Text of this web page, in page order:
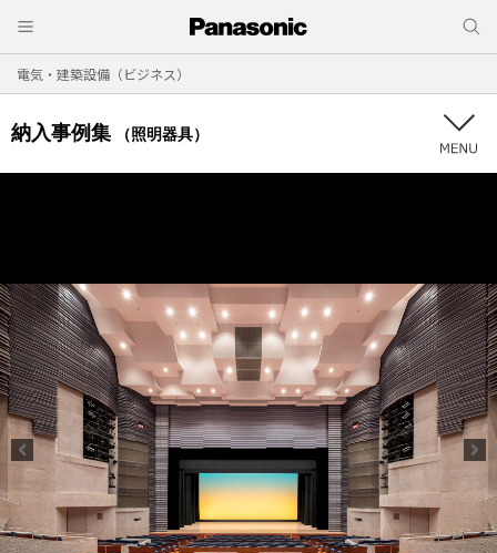
電気・建築設備（ビジネス）
納入事例集 （照明器具）